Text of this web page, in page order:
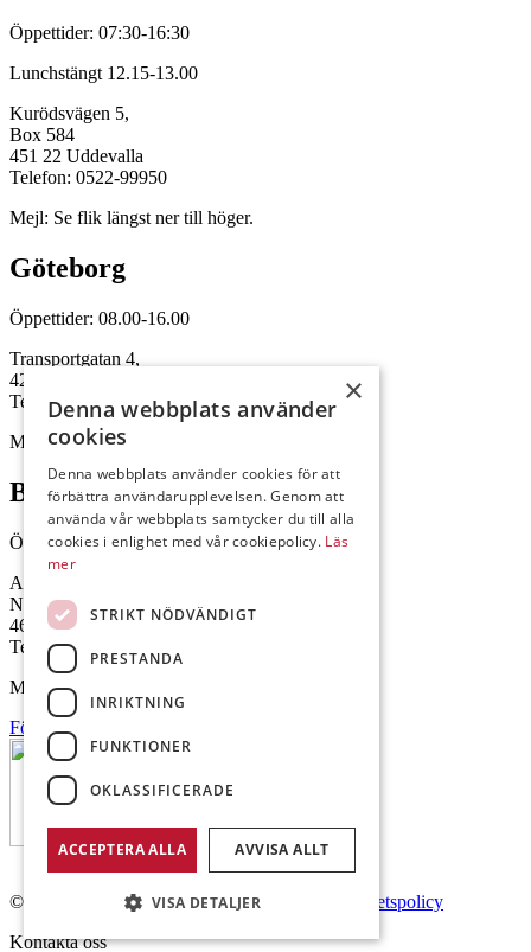
Öppettider: 07:30-16:30
Lunchstängt 12.15-13.00
Kurödsvägen 5,
Box 584
451 22 Uddevalla
Telefon: 0522-99950
Mejl: Se flik längst ner till höger.
Göteborg
Öppettider: 08.00-16.00
Transportgatan 4,
422 46 Hisings Backa
Telefon: 0708-115352
Mejl: Se flik längst ner till höger.
Brålanda
Öppettider: 07:00-16:00
Andrésen Maskin i Brålanda AB
Nuntorp 301
464 64 Brålanda
Telefon: 0521-57 57 30
Mejl: Se flik längst ner till höger.
Följ oss på Facebook
© Copyright 2026 Andrésen Maskin AB.
Integritetspolicy
Kontakta oss
×
Denna webbplats använder
cookies
Denna webbplats använder cookies för att
förbättra användarupplevelsen. Genom att
använda vår webbplats samtycker du till alla
cookies i enlighet med vår cookiepolicy. Läs
mer
STRIKT NÖDVÄNDIGT
PRESTANDA
INRIKTNING
FUNKTIONER
OKLASSIFICERADE
ACCEPTERA ALLA AVVISA ALLT
VISA DETALJER